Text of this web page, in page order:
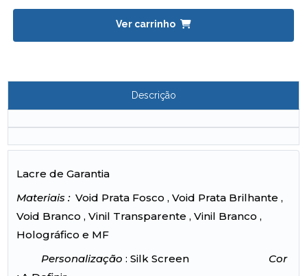
Ver carrinho
Descrição
Lacre de Garantia
Materiais : Void Prata Fosco , Void Prata Brilhante ,
Void Branco , Vinil Transparente , Vinil Branco ,
Holográfico e MF
Personalização: Silk Screen Cor